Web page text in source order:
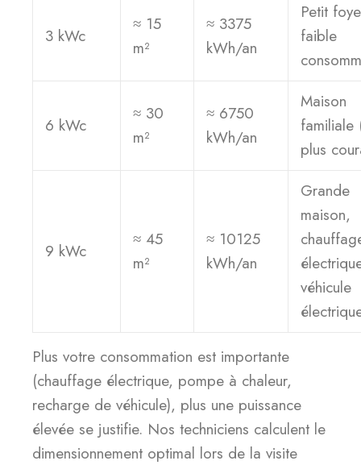
3 kWc
≈ 15
m²
≈ 3375
kWh/an
Petit
faible
6 kWc
≈ 30
m²
≈ 6750
kWh/an
Maison
familiale
plus
9 kWc
≈ 45
m²
≈ 10125
kWh/an
Grande
maison,
véhicule
Plus votre consommation est importante
(chauffage électrique, pompe à chaleur,
recharge de véhicule), plus une puissance
élevée se justifie. Nos techniciens calculent le
dimensionnement optimal lors de la visite